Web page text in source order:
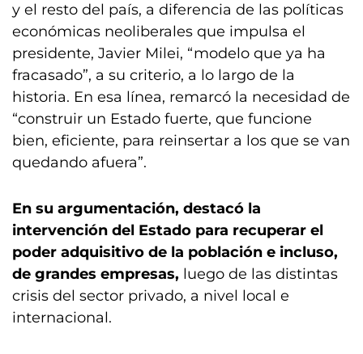
y el resto del país, a diferencia de las políticas
económicas neoliberales que impulsa el
presidente, Javier Milei, “modelo que ya ha
fracasado”, a su criterio, a lo largo de la
historia. En esa línea, remarcó la necesidad de
“construir un Estado fuerte, que funcione
bien, eficiente, para reinsertar a los que se van
quedando afuera”.
En su argumentación, destacó la
intervención del Estado para recuperar el
poder adquisitivo de la población e incluso,
de grandes empresas, luego de las distintas
crisis del sector privado, a nivel local e
internacional.